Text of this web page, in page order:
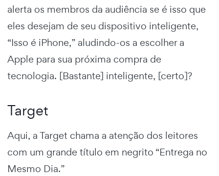
alerta os membros da audiência se é isso que
eles desejam de seu dispositivo inteligente,
“Isso é iPhone,” aludindo-os a escolher a
Apple para sua próxima compra de
tecnologia. [Bastante] inteligente, [certo]?
Target
Aqui, a Target chama a atenção dos leitores
com um grande título em negrito “Entrega no
Mesmo Dia.”